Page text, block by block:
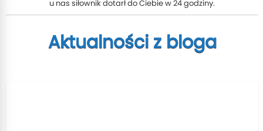
u nas siłownik dotarł do Ciebie w 24 godziny.
Aktualności z bloga